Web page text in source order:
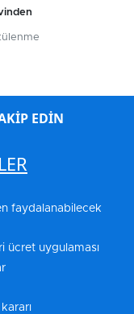
EDİN
faydalanabilecek
ücret uygulaması